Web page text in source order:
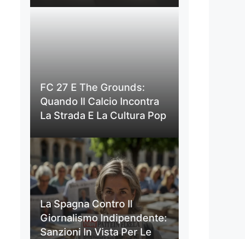
FC 27 E The Grounds:
Quando Il Calcio Incontra
La Strada E La Cultura Pop
La Spagna Contro Il
Giornalismo Indipendente:
Sanzioni In Vista Per Le